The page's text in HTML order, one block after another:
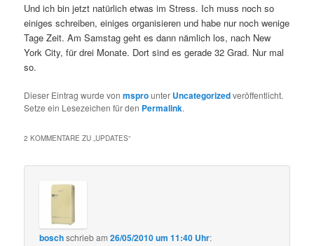
Und ich bin jetzt natürlich etwas im Stress. Ich muss noch so
einiges schreiben, einiges organisieren und habe nur noch wenige
Tage Zeit. Am Samstag geht es dann nämlich los, nach New
York City, für drei Monate. Dort sind es gerade 32 Grad. Nur mal
so.
Dieser Eintrag wurde vonmsprounter Uncategorizedveröffentlicht.
Setze ein Lesezeichen für den Permalink.
2 KOMMENTARE ZU „UPDATES“
boschschriebam26/05/2010 um 11:40 Uhr: